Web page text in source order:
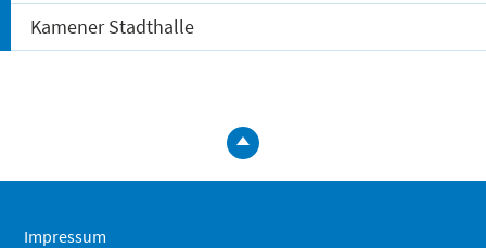
Kamener Stadthalle
zum
Impressum